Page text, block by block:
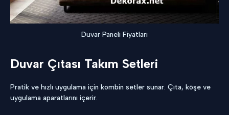
Duvar Paneli Fiyatları
Duvar Çıtası Takım Setleri
Pratik ve hızlı uygulama için kombin setler sunar. Çıta, köşe ve
uygulama aparatlarını içerir.